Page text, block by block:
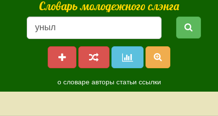
Словарь молодежного слэнга
о словаре авторы статьи ссылки